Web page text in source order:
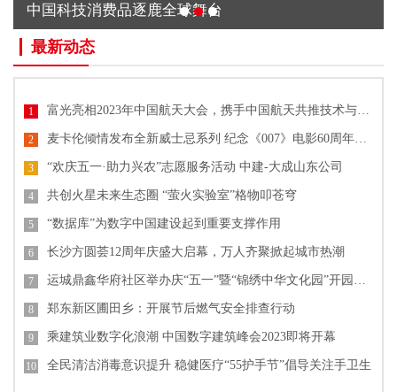
中国科技消费品逐鹿全球舞台
最新动态
1
2
3 “欢庆五一·助力兴农”志愿服务活动 中建-大成山东公司
4 共创火星未来生态圈 “萤火实验室”格物叩苍穹
5 “数据库”为数字中国建设起到重要支撑作用
6 长沙方圆荟12周年庆盛大启幕，万人齐聚掀起城市热潮
7
8 郑东新区圃田乡：开展节后燃气安全排查行动
9 乘建筑业数字化浪潮 中国数字建筑峰会2023即将开幕
10 全民清洁消毒意识提升 稳健医疗“55护手节”倡导关注手卫生